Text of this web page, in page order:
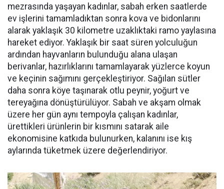
mezrasında yaşayan kadınlar, sabah erken saatlerde
ev işlerini tamamladıktan sonra kova ve bidonlarını
alarak yaklaşık 30 kilometre uzaklıktaki ramo yaylasına
hareket ediyor. Yaklaşık bir saat süren yolculuğun
ardından hayvanların bulunduğu alana ulaşan
berivanlar, hazırlıklarını tamamlayarak yüzlerce koyun
ve keçinin sağımını gerçekleştiriyor. Sağılan sütler
daha sonra köye taşınarak otlu peynir, yoğurt ve
tereyağına dönüştürülüyor. Sabah ve akşam olmak
üzere her gün aynı tempoyla çalışan kadınlar,
ürettikleri ürünlerin bir kısmını satarak aile
ekonomisine katkıda bulunurken, kalanını ise kış
aylarında tüketmek üzere değerlendiriyor.